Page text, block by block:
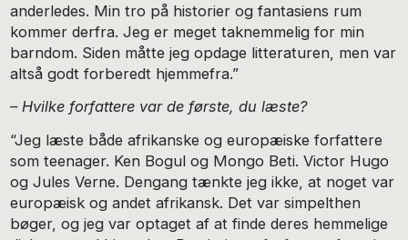
anderledes. Min tro på historier og fantasiens rum
kommer derfra. Jeg er meget taknemmelig for min
barndom. Siden måtte jeg opdage litteraturen, men var
altså godt forberedt hjemmefra.”
– Hvilke forfattere var de første, du læste?
“Jeg læste både afrikanske og europæiske forfattere
som teenager. Ken Bogul og Mongo Beti. Victor Hugo
og Jules Verne. Dengang tænkte jeg ikke, at noget var
europæisk og andet afrikansk. Det var simpelthen
bøger, og jeg var optaget af at finde deres hemmelige